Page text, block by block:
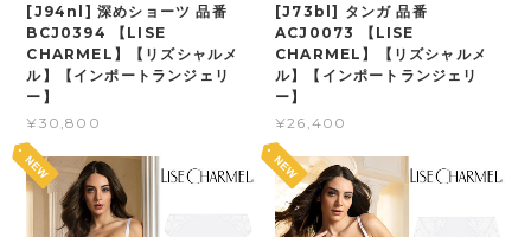
[J94nl] 深めショーツ 品番
BCJ0394 【LISE
CHARMEL】【リズシャルメ
ル】【インポートランジェリ
ー】
¥30,800
[J73bl] タンガ 品番
ACJ0073 【LISE
CHARMEL】【リズシャルメ
ル】【インポートランジェリ
ー】
¥26,400